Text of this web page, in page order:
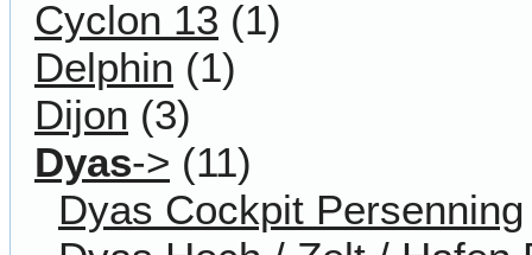
Cyclon 13 (1)
Delphin (1)
Dijon (3)
Dyas-> (11)
Dyas Cockpit Persenning